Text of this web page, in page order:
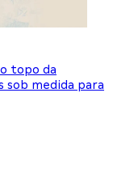
topo da
sob medida para